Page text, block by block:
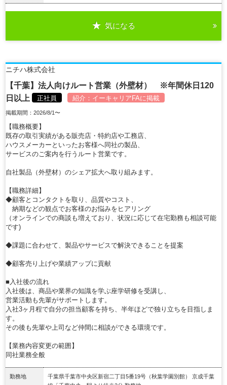
気になる
ニチハ株式会社
【千葉】法人向けルート営業（外壁材） ※年間休日120
日以上
正社員 紹介： イーキャリアFAに掲載
掲載期間：2026/8/1〜
【職務概要】
既存の取引実績がある販売店・特約店や工務店、
ハウスメーカーといったお客様へ同社の製品、
サービスのご案内を行うルート営業です。
自社製品（外壁材）のシェア拡大へ取り組みます。
【職務詳細】
◆顧客とコンタクトを取り、品質やコスト、
納期などの観点でお客様のお悩みをヒアリング
（オンラインでの商談も増えており、状況に応じて在宅勤務も相談可能
です)
◆課題に合わせて、製品やサービスで解決できることを提案
◆顧客売り上げや業績アップに貢献
■入社後の流れ
入社後は、商品や業界の知識を学ぶ座学研修を受講し、
営業活動も先輩がサポートします。
入社3ヶ月程で自分の担当顧客を持ち、半年ほどで独り立ちを目指しま
す。
その後も先輩や上司など仲間に相談ができる環境です。
【業務内容変更の範囲】
同社業務全般
勤務地
千葉県千葉市中央区新宿二丁目5番19号（秋葉学園別館） 京成千葉